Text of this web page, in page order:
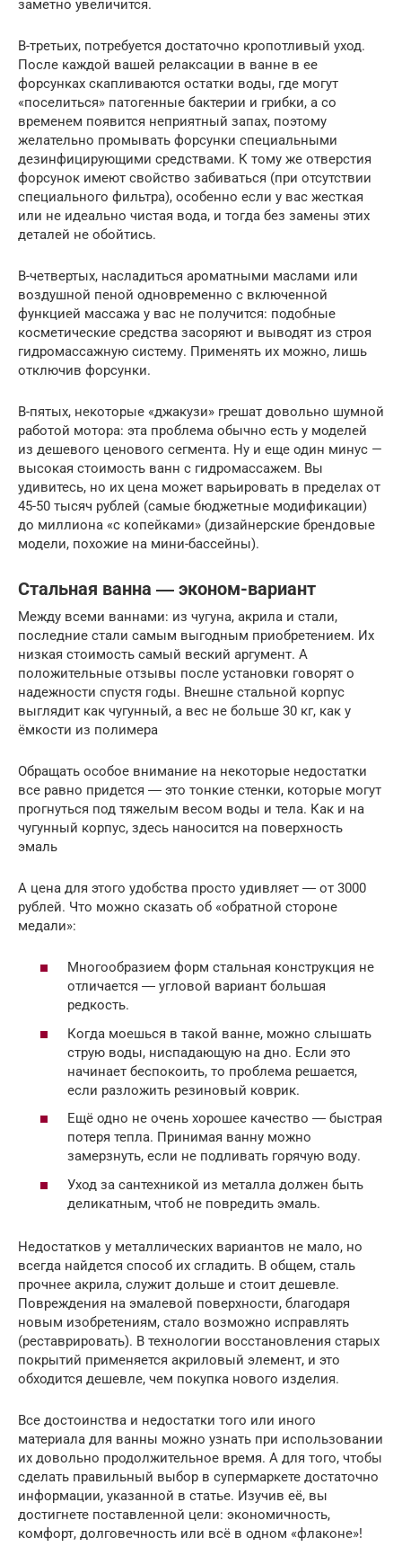
заметно увеличится.
В-третьих, потребуется достаточно кропотливый уход.
После каждой вашей релаксации в ванне в ее
форсунках скапливаются остатки воды, где могут
«поселиться» патогенные бактерии и грибки, а со
временем появится неприятный запах, поэтому
желательно промывать форсунки специальными
дезинфицирующими средствами. К тому же отверстия
форсунок имеют свойство забиваться (при отсутствии
специального фильтра), особенно если у вас жесткая
или не идеально чистая вода, и тогда без замены этих
деталей не обойтись.
В-четвертых, насладиться ароматными маслами или
воздушной пеной одновременно с включенной
функцией массажа у вас не получится: подобные
косметические средства засоряют и выводят из строя
гидромассажную систему. Применять их можно, лишь
отключив форсунки.
В-пятых, некоторые «джакузи» грешат довольно шумной
работой мотора: эта проблема обычно есть у моделей
из дешевого ценового сегмента. Ну и еще один минус —
высокая стоимость ванн с гидромассажем. Вы
удивитесь, но их цена может варьировать в пределах от
45-50 тысяч рублей (самые бюджетные модификации)
до миллиона «с копейками» (дизайнерские брендовые
модели, похожие на мини-бассейны).
Стальная ванна ― эконом-вариант
Между всеми ваннами: из чугуна, акрила и стали,
последние стали самым выгодным приобретением. Их
низкая стоимость самый веский аргумент. А
положительные отзывы после установки говорят о
надежности спустя годы. Внешне стальной корпус
выглядит как чугунный, а вес не больше 30 кг, как у
ёмкости из полимера
Обращать особое внимание на некоторые недостатки
все равно придется ― это тонкие стенки, которые могут
прогнуться под тяжелым весом воды и тела. Как и на
чугунный корпус, здесь наносится на поверхность
эмаль
А цена для этого удобства просто удивляет ― от 3000
рублей. Что можно сказать об «обратной стороне
медали»:
Многообразием форм стальная конструкция не
отличается ― угловой вариант большая
редкость.
Когда моешься в такой ванне, можно слышать
струю воды, ниспадающую на дно. Если это
начинает беспокоить, то проблема решается,
если разложить резиновый коврик.
Ещё одно не очень хорошее качество ― быстрая
потеря тепла. Принимая ванну можно
замерзнуть, если не подливать горячую воду.
Уход за сантехникой из металла должен быть
деликатным, чтоб не повредить эмаль.
Недостатков у металлических вариантов не мало, но
всегда найдется способ их сгладить. В общем, сталь
прочнее акрила, служит дольше и стоит дешевле.
Повреждения на эмалевой поверхности, благодаря
новым изобретениям, стало возможно исправлять
(реставрировать). В технологии восстановления старых
покрытий применяется акриловый элемент, и это
обходится дешевле, чем покупка нового изделия.
Все достоинства и недостатки того или иного
материала для ванны можно узнать при использовании
их довольно продолжительное время. А для того, чтобы
сделать правильный выбор в супермаркете достаточно
информации, указанной в статье. Изучив её, вы
достигнете поставленной цели: экономичность,
комфорт, долговечность или всё в одном «флаконе»!